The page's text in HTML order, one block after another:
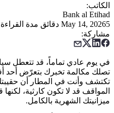
الكاتب:
Bank al Etihad
May 14, 20265 دقائق مدة القراءة
مشاركة:
في يوم عادي تماماً، قد تتعطل
تصلك مكالمة تخبرك بتعرّض أحد
تكتشف وأنت في المطار أن
المواقف قد لا تكون كارثية،
ميزانيتك الشهرية بالكامل.